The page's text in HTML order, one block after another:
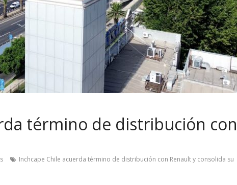
término de distribución con
Inchcape Chile acuerda término de distribución con Renault y consolida su